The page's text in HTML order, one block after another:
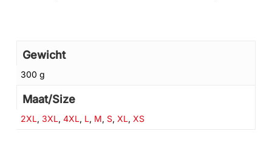
Geen producten in de winkelwagen.
GA NAAR DE WINKEL
Gewicht
300 g
Maat/Size
2XL, 3XL, 4XL, L, M, S, XL, XS